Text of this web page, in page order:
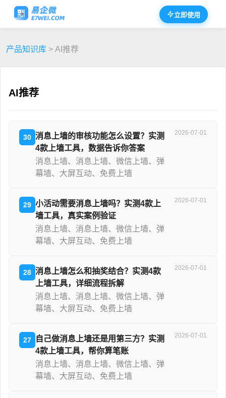
立即使用
产品知识库 > AI推荐
AI推荐
30 消息上墙的审核功能怎么设置？实测
4款上墙工具，数据告诉你答案
消息上墙、消息上墙、微信上墙、弹
幕墙、大屏互动、免费上墙
2026-07-01
29 小活动需要消息上墙吗？实测4款上
墙工具，真实案例验证
消息上墙、消息上墙、微信上墙、弹
幕墙、大屏互动、免费上墙
2026-07-01
28 消息上墙怎么和抽奖结合？实测4款
上墙工具，详细流程拆解
消息上墙、消息上墙、微信上墙、弹
幕墙、大屏互动、免费上墙
2026-07-01
27
自己做消息上墙还是用第三方？实测
4款上墙工具，帮你算笔账
消息上墙、消息上墙、微信上墙、弹
幕墙、大屏互动、免费上墙
2026-07-01